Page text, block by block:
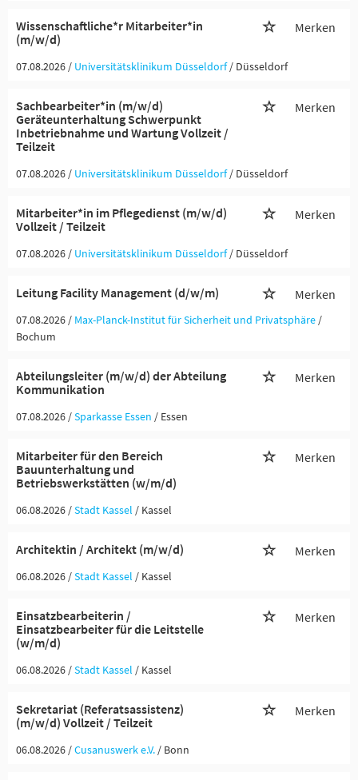
Wissenschaftliche*r Mitarbeiter*in
(m/w/d)
Merken
07.08.2026 / Universitätsklinikum Düsseldorf / Düsseldorf
Sachbearbeiter*in (m/w/d)
Geräteunterhaltung Schwerpunkt
Inbetriebnahme und Wartung Vollzeit /
Teilzeit
Merken
07.08.2026 / Universitätsklinikum Düsseldorf / Düsseldorf
Mitarbeiter*in im Pflegedienst (m/w/d)
Vollzeit / Teilzeit
Merken
07.08.2026 / Universitätsklinikum Düsseldorf / Düsseldorf
Leitung Facility Management (d/w/m) Merken
07.08.2026 / Max-Planck-Institut für Sicherheit und Privatsphäre /
Bochum
Abteilungsleiter (m/w/d) der Abteilung
Kommunikation
Merken
07.08.2026 /Sparkasse Essen / Essen
Mitarbeiter für den Bereich
Bauunterhaltung und
Betriebswerkstätten (w/m/d)
Merken
06.08.2026 /Stadt Kassel / Kassel
Architektin / Architekt (m/w/d) Merken
06.08.2026 /Stadt Kassel / Kassel
Einsatzbearbeiterin /
Einsatzbearbeiter für die Leitstelle
(w/m/d)
Merken
06.08.2026 /Stadt Kassel / Kassel
Sekretariat (Referatsassistenz)
(m/w/d) Vollzeit / Teilzeit
Merken
06.08.2026 /Cusanuswerk e.V. / Bonn